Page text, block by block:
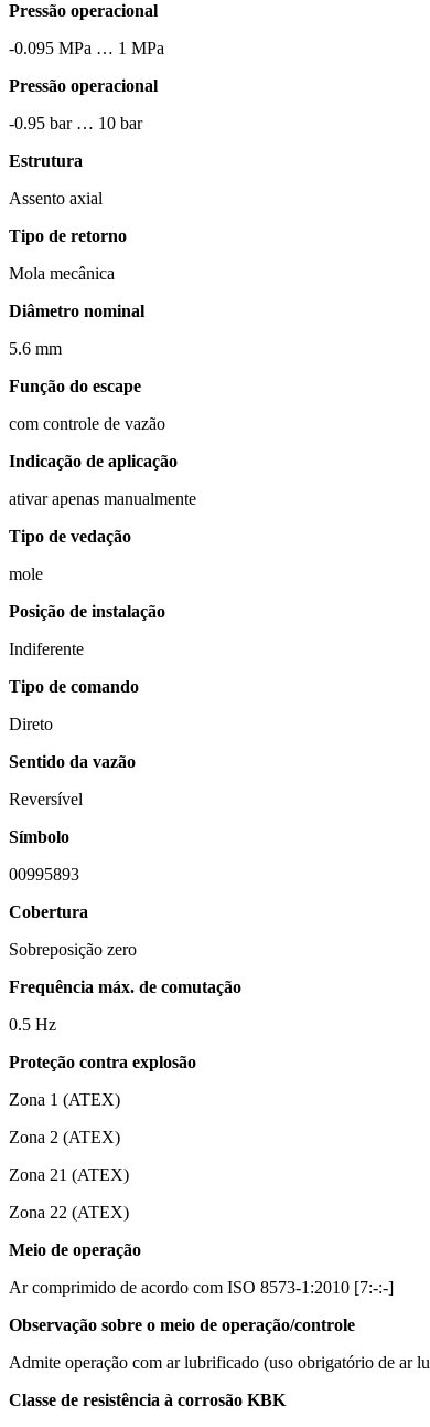
Pressão operacional
-0.095 MPa … 1 MPa
Pressão operacional
-0.95 bar … 10 bar
Estrutura
Assento axial
Tipo de retorno
Mola mecânica
Diâmetro nominal
5.6 mm
Função do escape
com controle de vazão
Indicação de aplicação
ativar apenas manualmente
Tipo de vedação
mole
Posição de instalação
Indiferente
Tipo de comando
Direto
Sentido da vazão
Reversível
Símbolo
00995893
Cobertura
Sobreposição zero
Frequência máx. de comutação
0.5 Hz
Proteção contra explosão
Zona 1 (ATEX)
Zona 2 (ATEX)
Zona 21 (ATEX)
Zona 22 (ATEX)
Meio de operação
Ar comprimido de acordo com ISO 8573-1:2010 [7:-:-]
Observação sobre o meio de operação/controle
Admite operação com ar lubrificado (uso obrigatório de ar
Classe de resistência à corrosão KBK